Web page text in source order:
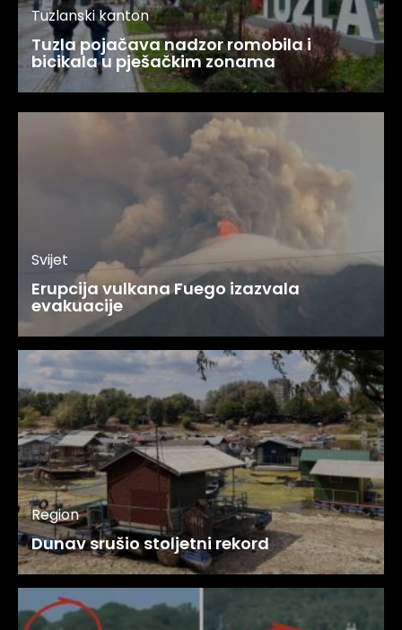
Tuzlanski kanton
Tuzla pojačava nadzor romobila i
bicikala u pješačkim zonama
Svijet
Erupcija vulkana Fuego izazvala
evakuacije
Region
Dunav srušio stoljetni rekord